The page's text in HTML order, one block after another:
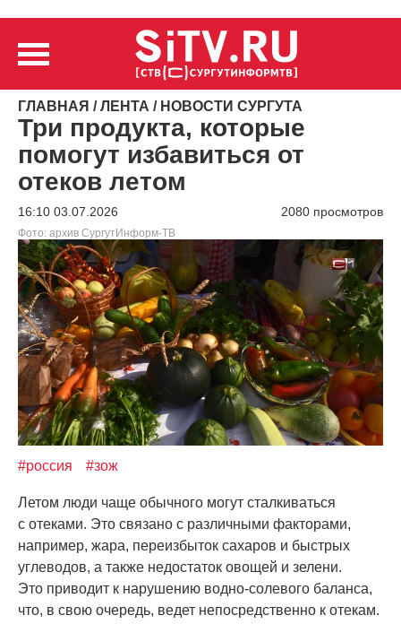
ГЛАВНАЯ /ЛЕНТА / НОВОСТИ СУРГУТА
Три продукта, которые
помогут избавиться от
отеков летом
16:10 03.07.2026 2080 просмотров
Фото: архив СургутИнформ-ТВ
#россия #зож
Летом люди чаще обычного могут сталкиваться
с отеками. Это связано с различными факторами,
например, жара, переизбыток сахаров и быстрых
углеводов, а также недостаток овощей и зелени.
Это приводит к нарушению водно-солевого баланса,
что, в свою очередь, ведет непосредственно к отекам.